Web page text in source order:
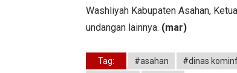
Washliyah Kabupaten Asahan,
undangan lainnya. (mar)
Tag: #asahan #dinas